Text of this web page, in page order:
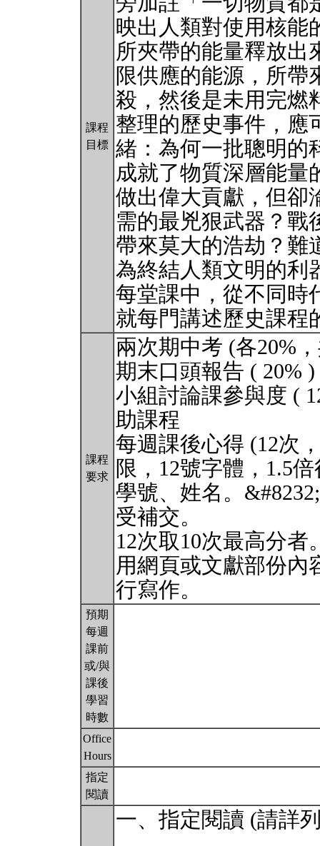
課程
目標
映出人類對使用核能
所夾帶的能量釋放出
限供應的能源，所帶
殺，然後是未用完燃
整理的歷史事件，應
緒：為何一批聰明的
成就了物質深層能量
做出偉大貢獻，但卻
需的最兇狠武器？戰
帶來莫大的浩劫？難
為終結人類文明的利
每堂課中，從不同時
就每門講述歷史課程
課程
要求
兩次期中考 (各20%
期末口頭報告 ( 20%
小組討論課參與度 (
助課程
每週課後心得 (12次
限，12號字體，1.5
學號、姓名。
受補交。
12次取10次最高分者
用網頁或文獻部份內
行寫作。
預期
每週
課前
或/與
課後
學習
時數
Office
Hours
指定
閱讀
一、指定閱讀 (請詳